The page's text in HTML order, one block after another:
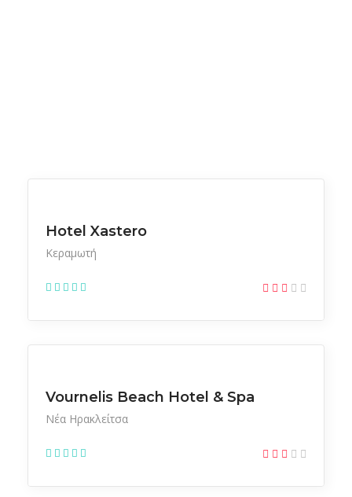
Hotel Xastero
Κεραμωτή
Vournelis Beach Hotel & Spa
Νέα Ηρακλείτσα